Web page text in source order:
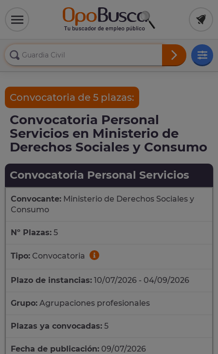
Convocatoria de 5 plazas:
Convocatoria Personal
Servicios en Ministerio de
Derechos Sociales y Consumo
Convocatoria Personal Servicios
Convocante: Ministerio de Derechos Sociales y
Consumo
Nº Plazas: 5
Tipo: Convocatoria
Plazo de instancias: 10/07/2026 - 04/09/2026
Grupo: Agrupaciones profesionales
Plazas ya convocadas: 5
Fecha de publicación: 09/07/2026